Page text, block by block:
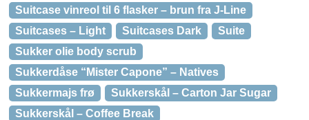
Suitcase vinreol til 6 flasker – brun fra J-Line
Suitcases – Light
Suitcases Dark
Suite
Sukker olie body scrub
Sukkerdåse “Mister Capone” – Natives
Sukkermajs frø
Sukkerskål – Carton Jar Sugar
Sukkerskål – Coffee Break